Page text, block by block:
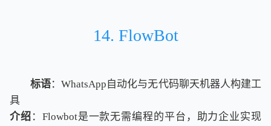
14. FlowBot
标语：WhatsApp自动化与无代码聊天机器人构建工
具
介绍 ：Flowbot是一款无需编程的平台，助力企业实现